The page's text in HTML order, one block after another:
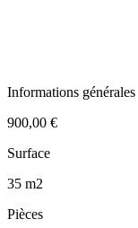
Informations générales
900,00 €
Surface
35 m2
Pièces